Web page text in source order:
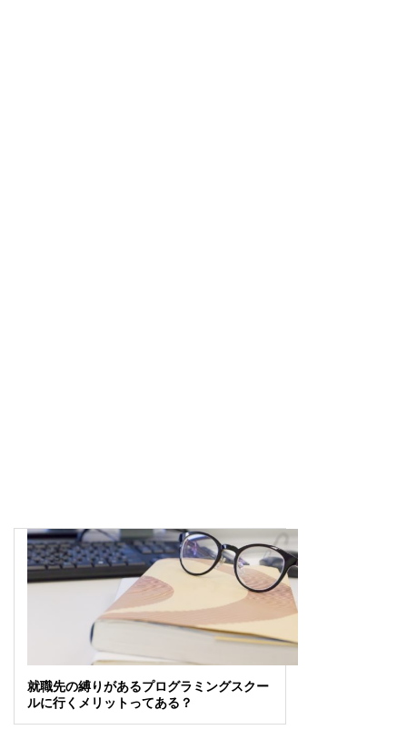
就職先の縛りがあるプログラミングスクー
ルに行くメリットってある？